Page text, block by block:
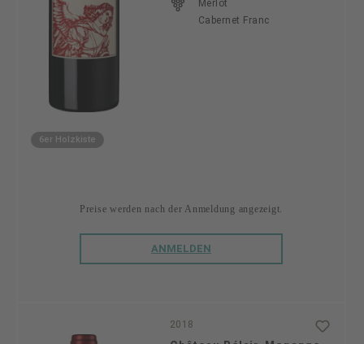
Merlot
Cabernet Franc
6er Holzkiste
Preise werden nach der Anmeldung angezeigt.
ANMELDEN
2018